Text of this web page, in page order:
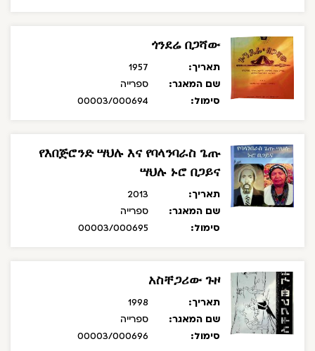
ጎንደሬ በጋሻው
תאריך:
1957
שם המאגר:
ספרייה
סימול:
00003/000694
የእበጅሮንድ ሣህሉ እና የባላንባራስ ጌጡ
ሣህሉ ኑሮ በጋይና
תאריך:
2013
שם המאגר:
ספרייה
סימול:
00003/000695
አስቸጋሪው ጉዞ
תאריך:
1998
שם המאגר:
ספרייה
סימול:
00003/000696